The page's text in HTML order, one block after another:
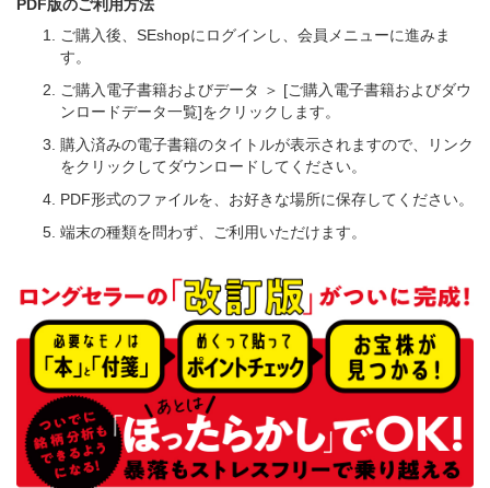
PDF版のご利用方法
ご購入後、SEshopにログインし、会員メニューに進みま
す。
ご購入電子書籍およびデータ ＞ [ご購入電子書籍およびダウ
ンロードデータ一覧]をクリックします。
購入済みの電子書籍のタイトルが表示されますので、リンク
をクリックしてダウンロードしてください。
PDF形式のファイルを、お好きな場所に保存してください。
端末の種類を問わず、ご利用いただけます。